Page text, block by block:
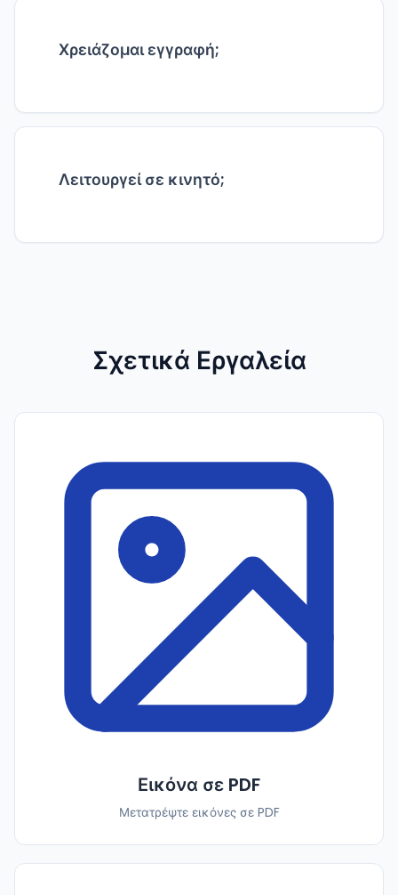
Χρειάζομαι εγγραφή;
Λειτουργεί σε κινητό;
Σχετικά Εργαλεία
Εικόνα σε PDF
Μετατρέψτε εικόνες σε PDF